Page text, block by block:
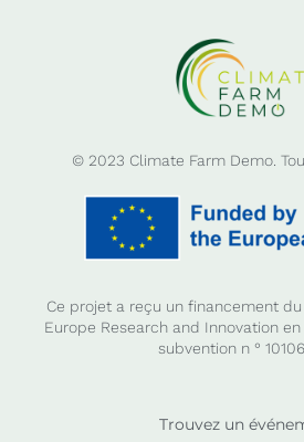
© 2023 Climate Farm Demo.
Ce projet a reçu un financement
Europe Research and Innovation
subvention n °
Trouvez un